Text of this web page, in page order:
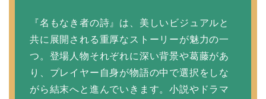
『名もなき者の詩』は、美しいビジュアルと
共に展開される重厚なストーリーが魅力の一
つ。登場人物それぞれに深い背景や葛藤があ
り、プレイヤー自身が物語の中で選択をしな
がら結末へと進んでいきます。小説やドラマ